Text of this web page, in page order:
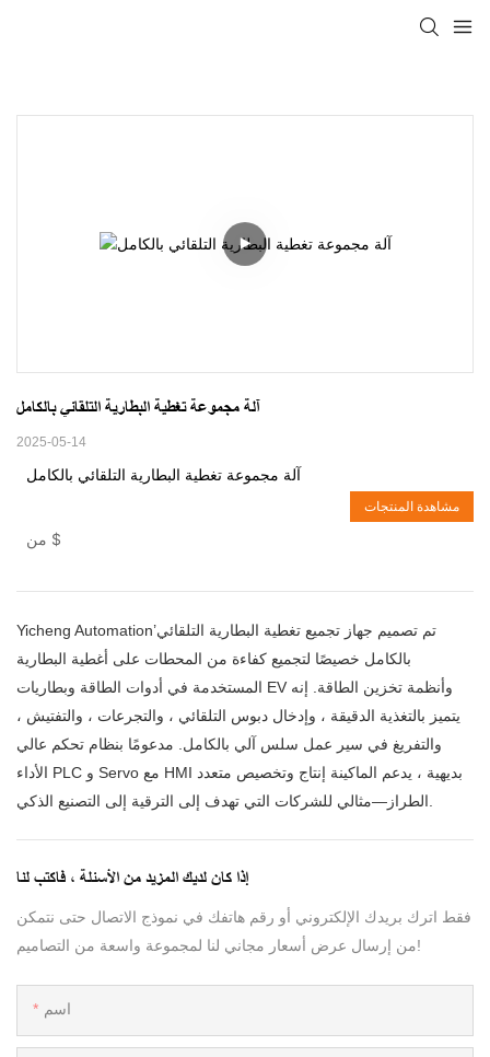
آلة مجموعة تغطية البطارية التلقائي بالكامل
2025-05-14
آلة مجموعة تغطية البطارية التلقائي بالكامل
$
مشاهدة المنتجات
Yicheng Automation’تم تصميم جهاز تجميع تغطية البطارية التلقائي
بالكامل خصيصًا لتجميع كفاءة من المحطات على أغطية البطارية
المستخدمة في أدوات الطاقة وبطاريات EV وأنظمة تخزين الطاقة. إنه
يتميز بالتغذية الدقيقة ، وإدخال دبوس التلقائي ، والتجرعات ، والتفتيش ،
والتفريغ في سير عمل سلس آلي بالكامل. مدعومًا بنظام تحكم عالي
الأداء PLC و Servo مع HMI بديهية ، يدعم الماكينة إنتاج وتخصيص متعدد
إذا كان لديك المزيد من الأسئلة ، فاكتب لنا
فقط اترك بريدك الإلكتروني أو رقم هاتفك في نموذج الاتصال حتى نتمكن
من إرسال عرض أسعار مجاني لنا لمجموعة واسعة من التصاميم!
اسم